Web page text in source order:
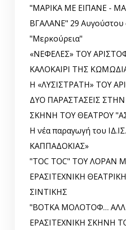
"ΜΑΡΙΚΑ ΜΕ ΕΙΠΑΝΕ -
ΒΓΑΛΑΝΕ" 29 Αυγούστου
"Μερκούρεια"
«ΝΕΦΕΛΕΣ» ΤΟΥ
ΚΑΛΟΚΑΙΡΙ ΤΗΣ
Η «ΛΥΣΙΣΤΡΑΤΗ» ΤΟΥ
ΔΥΟ ΠΑΡΑΣΤΑΣΕΙΣ
ΣΚΗΝΗ ΤΟΥ ΘΕΑΤΡΟΥ
Η νέα παραγωγή του
ΚΑΠΠΑΔΟΚΙΑΣ»
"TOC TOC" ΤΟΥ ΛΟΡΑΝ
ΕΡΑΣΙΤΕΧΝΙΚΗ
ΣΙΝΤΙΚΗΣ
"ΒΟΤΚΑ ΜΟΛΟΤΟΦ…
ΕΡΑΣΙΤΕΧΝΙΚΗ ΣΚΗΝΗ